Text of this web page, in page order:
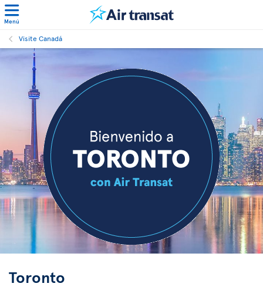
Menú
Visite Canadá
Toronto